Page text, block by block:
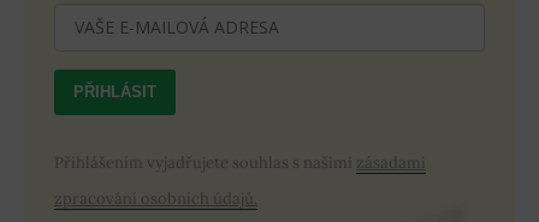
PŘIHLÁSIT
Přihlášením vyjadřujete souhlas s našimi zásadami
zpracování osobních údajů.